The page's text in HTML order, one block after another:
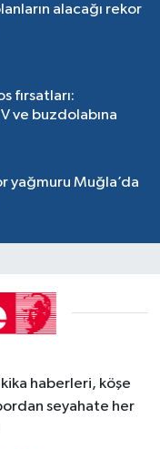
alacağı rekor
fırsatları:
ve buzdolabına
yağmuru Muğla’da
haberleri, köşe
seyahate her